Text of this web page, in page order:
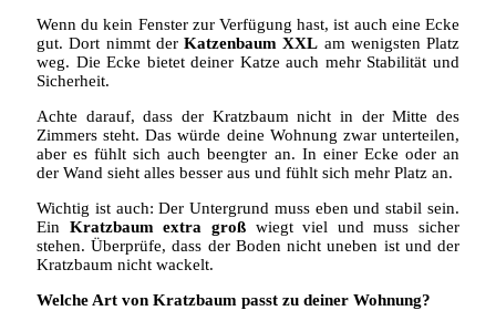
Wenn du kein Fenster zur Verfügung hast, ist auch eine Ecke
gut. Dort nimmt der Katzenbaum XXL am wenigsten Platz
weg. Die Ecke bietet deiner Katze auch mehr Stabilität und
Sicherheit.
Achte darauf, dass der Kratzbaum nicht in der Mitte des
Zimmers steht. Das würde deine Wohnung zwar unterteilen,
aber es fühlt sich auch beengter an. In einer Ecke oder an
der Wand sieht alles besser aus und fühlt sich mehr Platz an.
Wichtig ist auch: Der Untergrund muss eben und stabil sein.
Ein Kratzbaum extra großwiegt viel und muss sicher
stehen. Überprüfe, dass der Boden nicht uneben ist und der
Kratzbaum nicht wackelt.
Welche Art von Kratzbaum passt zu deiner Wohnung?